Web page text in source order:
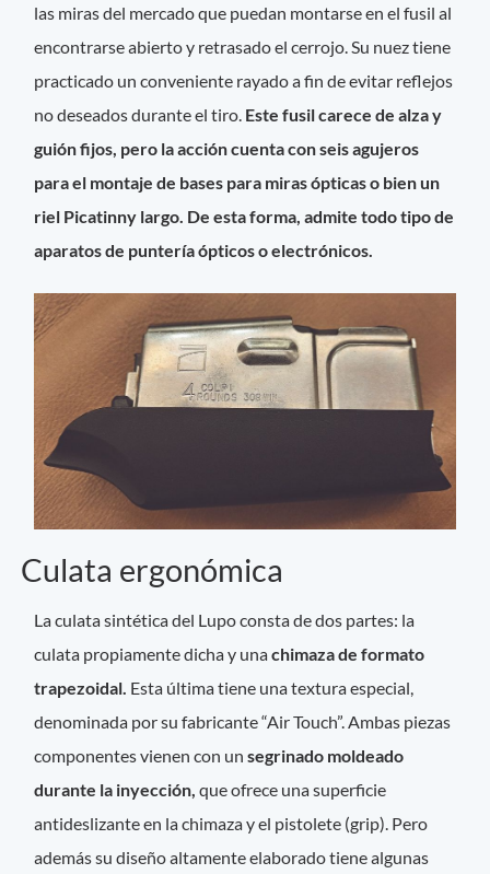
las miras del mercado que puedan montarse en el fusil al
encontrarse abierto y retrasado el cerrojo. Su nuez tiene
practicado un conveniente rayado a fin de evitar reflejos
no deseados durante el tiro. Este fusil carece de alza y
guión fijos, pero la acción cuenta con seis agujeros
para el montaje de bases para miras ópticas o bien un
riel Picatinny largo. De esta forma, admite todo tipo de
aparatos de puntería ópticos o electrónicos.
Culata ergonómica
La culata sintética del Lupo consta de dos partes: la
culata propiamente dicha y unachimaza de formato
trapezoidal. Esta última tiene una textura especial,
denominada por su fabricante “Air Touch”. Ambas piezas
componentes vienen con unsegrinado moldeado
durante la inyección, que ofrece una superficie
antideslizante en la chimaza y el pistolete (grip). Pero
además su diseño altamente elaborado tiene algunas